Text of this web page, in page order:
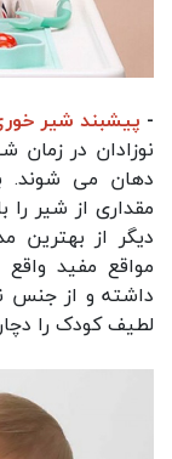
- پیشبند شیر
نوزادان در زمان
دهان می‌ شوند.
مقداری از شیر را
دیگر از بهترین
مواقع مفید
داشته و از جنس
لطیف کودک را